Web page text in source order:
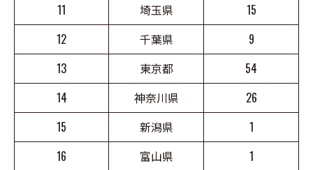
11
埼玉県
15
12
千葉県
9
13
東京都
54
14
神奈川県
26
15
新潟県
1
16
富山県 1